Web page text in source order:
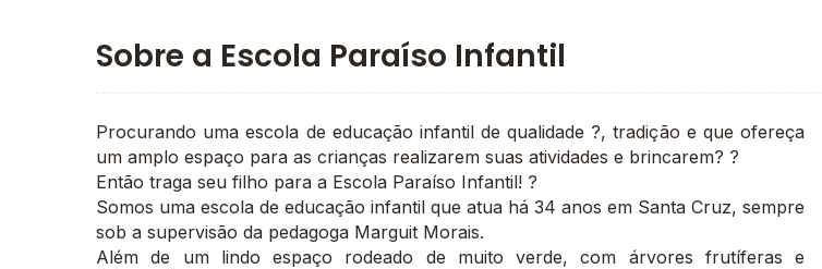
Sobre a Escola Paraíso Infantil
Procurando uma escola de educação infantil de qualidade ?, tradição e que ofereça
um amplo espaço para as crianças realizarem suas atividades e brincarem? ?
Então traga seu filho para a Escola Paraíso Infantil! ?
Somos uma escola de educação infantil que atua há 34 anos em Santa Cruz, sempre
sob a supervisão da pedagoga Marguit Morais.
Além de um lindo espaço rodeado de muito verde, com árvores frutíferas e